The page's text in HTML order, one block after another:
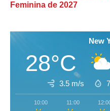
Feminina de 2027
New
28°C
3.5 m/s
10:00 11:00